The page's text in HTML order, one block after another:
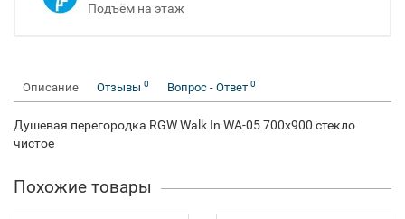
Подъём на этаж
Описание Отзывы 0 Вопрос - Ответ 0
Душевая перегородка RGW Walk In WA-05 700x900 стекло
чистое
Похожие товары